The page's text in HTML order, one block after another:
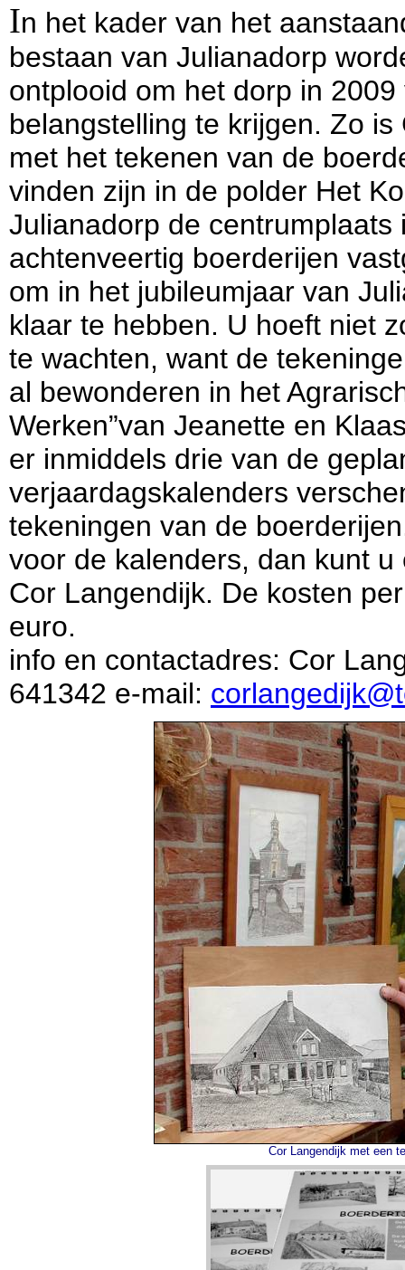
In het kader van het
bestaan van Julianadorp
ontplooid om het dorp in
belangstelling te krijgen. Zo
met het tekenen van de
vinden zijn in de polder Het
Julianadorp de centrumplaats
achtenveertig boerderijen
om in het jubileumjaar van
klaar te hebben. U hoeft niet
te wachten, want de
al bewonderen in het
Werken”van Jeanette en
er inmiddels drie van de
verjaardagskalenders
tekeningen van de
voor de kalenders, dan kunt
Cor Langendijk. De kosten
euro.
info en contactadres: Cor
641342 e-mail:
Cor Langendijk met een